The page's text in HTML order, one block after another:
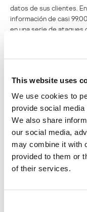
This website uses
We use cookies to
provide social
We also share
our social media,
may combine it with
provided to them or
of their services.
datos de sus clientes.
información de casi
en una serie de
Forever 21 investigation
ZDNet
Forever 21 Payment
Security Week
Forever 21 Found
DevicesDark Reading